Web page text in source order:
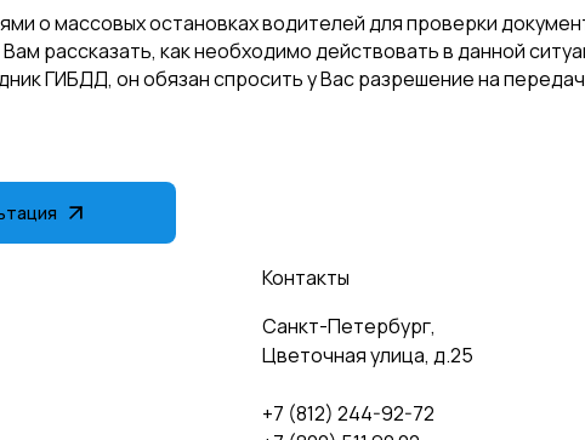
о массовых остановках водителей для проверки
рассказать, как необходимо действовать в данной
ГИБДД, он обязан спросить у Вас разрешение на
Контакты
Санкт-Петербург,
Цветочная улица, д.25
+7 (812) 244-92-72